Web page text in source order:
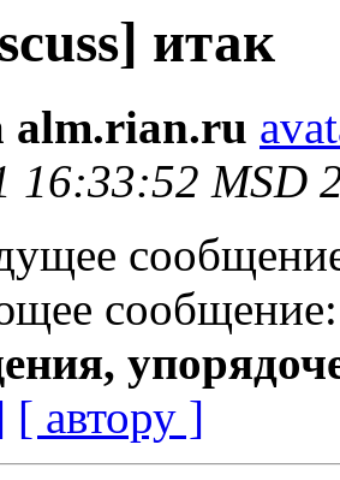
итак
alm.rian.ru
16:33:52 MSD
[ автору ]